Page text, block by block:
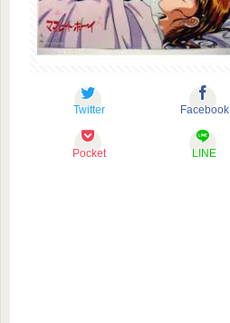
Twitter Facebook
Pocket LINE